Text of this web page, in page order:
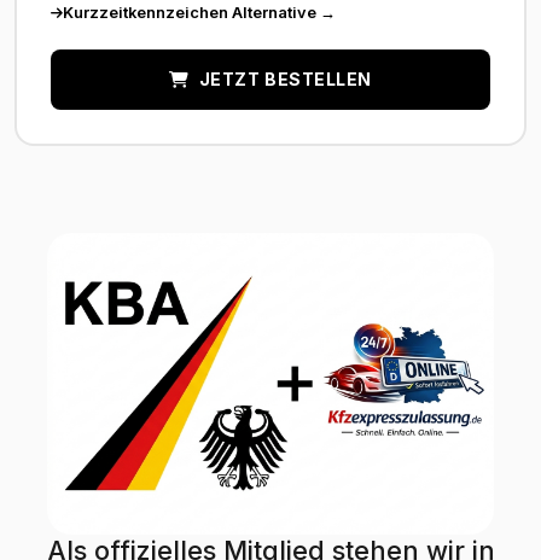
Kurzzeitkennzeichen Alternative →
JETZT BESTELLEN
Als offizielles Mitglied stehen wir in